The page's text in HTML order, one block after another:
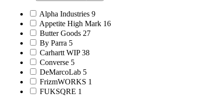
Alpha Industries 9
Appetite High Mark 16
Butter Goods 27
By Parra 5
Carhartt WIP 38
Converse 5
DeMarcoLab 5
FrizmWORKS 1
FUKSQRE 1